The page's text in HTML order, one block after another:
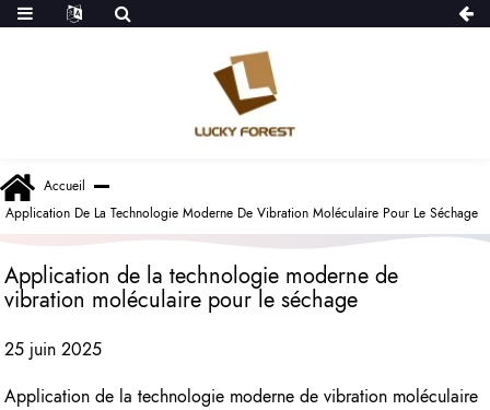
Accueil
Application De La Technologie Moderne De Vibration Moléculaire Pour Le Séchage
Application de la technologie moderne de
vibration moléculaire pour le séchage
25 juin 2025
Application de la technologie moderne de vibration moléculaire